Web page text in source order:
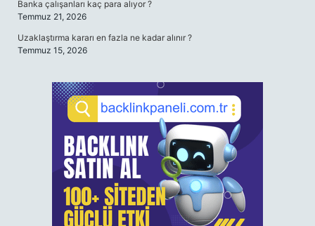
Banka çalışanları kaç para alıyor ?
Temmuz 21, 2026
Uzaklaştırma kararı en fazla ne kadar alınır ?
Temmuz 15, 2026